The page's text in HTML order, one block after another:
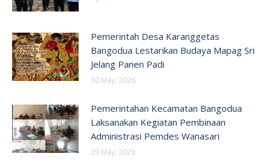
Pemerintah Desa Karanggetas
Bangodua Lestarikan Budaya Mapag Sri
Jelang Panen Padi
30 May, 2026
Pemerintahan Kecamatan Bangodua
Laksanakan Kegiatan Pembinaan
Administrasi Pemdes Wanasari
29 May, 2026